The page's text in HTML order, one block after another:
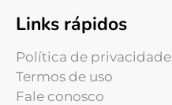
Links rápidos
Política de privacidade
Termos de uso
Fale conosco